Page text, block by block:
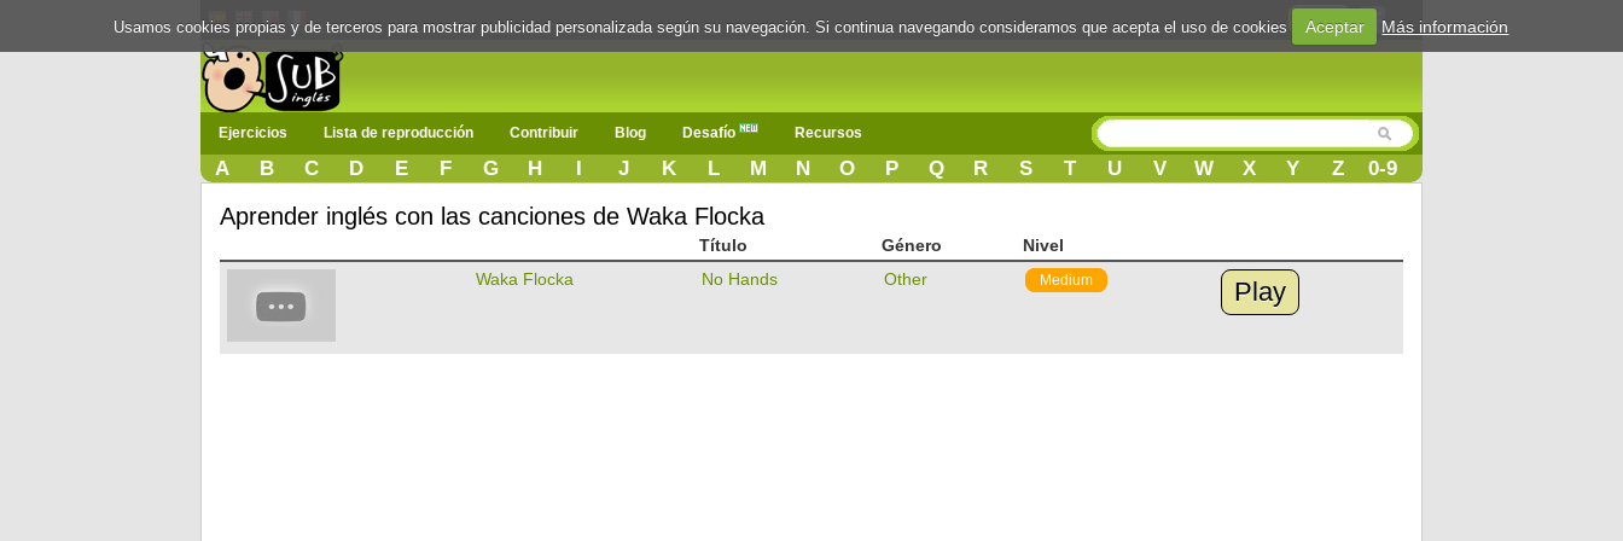
Login
Ejercicios Lista de reproducción Contribuir Blog Desafío Recursos
A B C D E F G H I J K L M N O P Q R S T U V W X Y Z 0-9
Aprender inglés con las canciones de Waka Flocka
Título Género
Nivel
Waka Flocka
No Hands Other Medium Play
Usamos cookies propias y de terceros para mostrar publicidad personalizada según su navegación. Si continua navegando consideramos que acepta el uso de cookies Aceptar Más información